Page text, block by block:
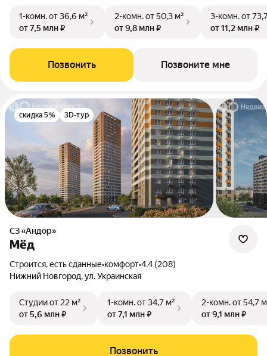
1-комн.от 36,6 м²
от 7,5 млн ₽
2-комн.от 50,3 м²
от 9,8 млн ₽
3-комн.от
от 11,2 млн ₽
Позвонить Позвоните мне
скидка 5% 3D-тур
СЗ «Андор»
Мёд
Строится, есть сданные•комфорт•4.4 (208)
Нижний Новгород, ул. Украинская
Студииот 22 м²
от 5,6 млн ₽
1-комн.от 34,7 м²
от 7,1 млн ₽
2-комн.от 54,7
от 9,1 млн ₽
Позвонить